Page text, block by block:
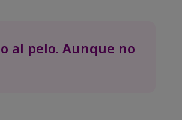
al pelo. Aunque no